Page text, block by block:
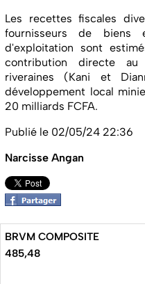
Les recettes fiscales
fournisseurs de biens
d'exploitation sont
contribution directe au
riveraines (Kani et
développement local
20 milliards FCFA.
Publié le 02/05/24 22:36
Narcisse Angan
BRVM COMPOSITE
485,48